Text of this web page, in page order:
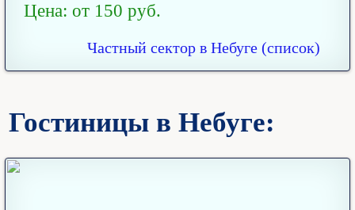
Цена: от 150 руб.
Частный сектор в Небуге (список)
Гостиницы в Небуге: